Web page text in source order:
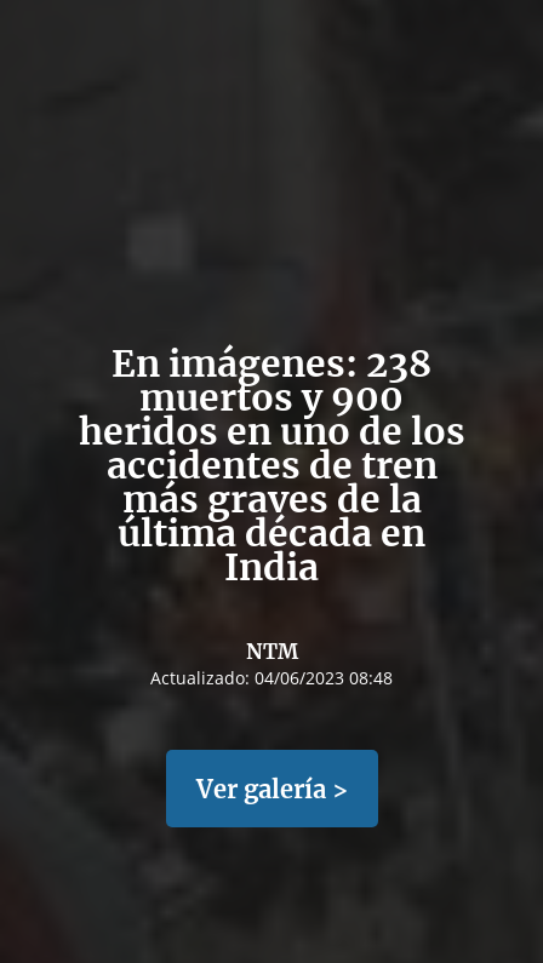
En imágenes: 238
muertos y 900
heridos en uno de los
accidentes de tren
más graves de la
última década en
India
NTM
Actualizado: 04/06/2023 08:48
Ver galería >